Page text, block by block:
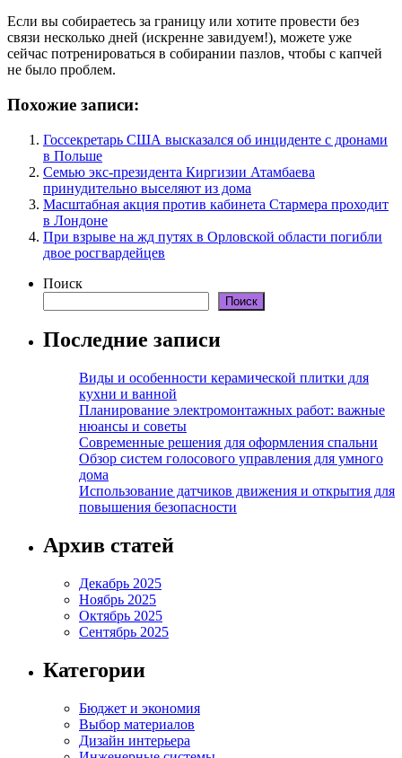
Если вы собираетесь за границу или хотите провести без
связи несколько дней (искренне завидуем!), можете уже
сейчас потренироваться в собирании пазлов, чтобы с капчей
не было проблем.
Похожие записи:
Госсекретарь США высказался об инциденте с дронами
в Польше
Семью экс-президента Киргизии Атамбаева
принудительно выселяют из дома
Масштабная акция против кабинета Стармера проходит
в Лондоне
При взрыве на жд путях в Орловской области погибли
двое росгвардейцев
Поиск
Поиск
Последние записи
Виды и особенности керамической плитки для
кухни и ванной
Планирование электромонтажных работ: важные
нюансы и советы
Современные решения для оформления спальни
Обзор систем голосового управления для умного
дома
Использование датчиков движения и открытия для
повышения безопасности
Архив статей
Декабрь 2025
Ноябрь 2025
Октябрь 2025
Сентябрь 2025
Категории
Бюджет и экономия
Выбор материалов
Дизайн интерьера